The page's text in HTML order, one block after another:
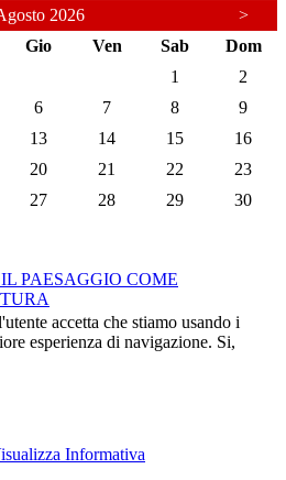
2026
>
Gio Ven Sab
Dom
1
2
6 7 8
9
13 14 15
16
20 21 22
23
27 28 29
30
PAESAGGIO COME
accetta che stiamo usando i
esperienza di navigazione. Si,
Informativa